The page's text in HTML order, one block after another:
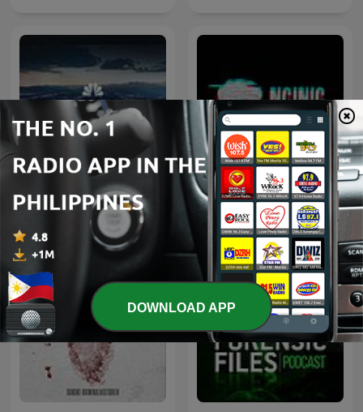
Dateline NBC
Nginig Stories | Tagalog
Horror Stories
DOWNLOAD APP